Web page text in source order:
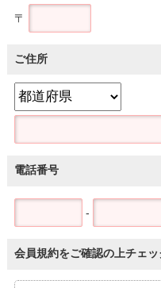
〒
ご住所
電話番号
-
会員規約をご確認の上チェ